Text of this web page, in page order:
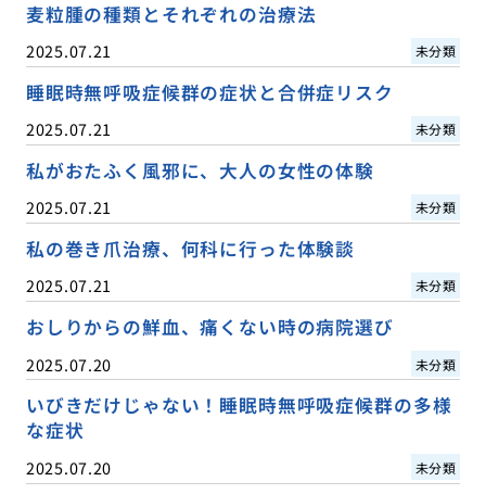
麦粒腫の種類とそれぞれの治療法
2025.07.21 未分類
睡眠時無呼吸症候群の症状と合併症リスク
2025.07.21 未分類
私がおたふく風邪に、大人の女性の体験
2025.07.21 未分類
私の巻き爪治療、何科に行った体験談
2025.07.21 未分類
おしりからの鮮血、痛くない時の病院選び
2025.07.20 未分類
いびきだけじゃない！睡眠時無呼吸症候群の多様
な症状
2025.07.20 未分類